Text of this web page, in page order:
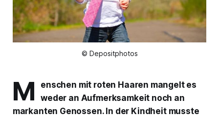
© Depositphotos
M
enschen mit roten Haaren mangelt es
weder an Aufmerksamkeit noch an
markanten Genossen. In der Kindheit musste